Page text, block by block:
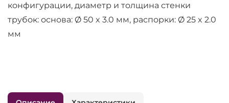
конфигурации, диаметр и толщина стенки
трубок: основа: Ø 50 x 3.0 мм, распорки: Ø 25 x 2.0
мм